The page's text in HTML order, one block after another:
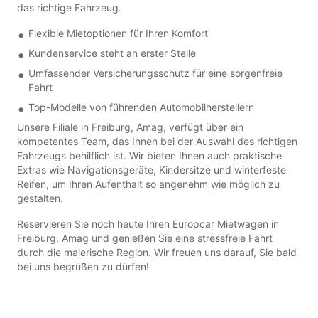
das richtige Fahrzeug.
Flexible Mietoptionen für Ihren Komfort
Kundenservice steht an erster Stelle
Umfassender Versicherungsschutz für eine sorgenfreie
Fahrt
Top-Modelle von führenden Automobilherstellern
Unsere Filiale in Freiburg, Amag, verfügt über ein
kompetentes Team, das Ihnen bei der Auswahl des richtigen
Fahrzeugs behilflich ist. Wir bieten Ihnen auch praktische
Extras wie Navigationsgeräte, Kindersitze und winterfeste
Reifen, um Ihren Aufenthalt so angenehm wie möglich zu
gestalten.
Reservieren Sie noch heute Ihren Europcar Mietwagen in
Freiburg, Amag und genießen Sie eine stressfreie Fahrt
durch die malerische Region. Wir freuen uns darauf, Sie bald
bei uns begrüßen zu dürfen!